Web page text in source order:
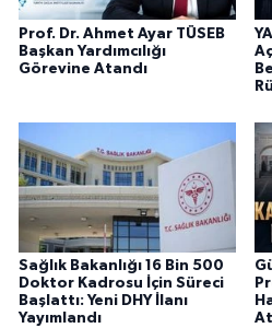
Prof. Dr. Ahmet Ayar TÜSEB
Başkan Yardımcılığı
Görevine Atandı
Sağlık Bakanlığı 16 Bin 500
Doktor Kadrosu İçin Süreci
Başlattı: Yeni DHY İlanı
Yayımlandı